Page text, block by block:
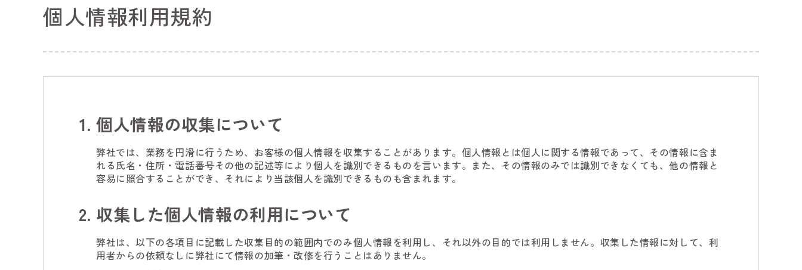
個人情報利用規約
個人情報の収集について
弊社では、業務を円滑に行うため、お客様の個人情報を収集することがあります。個人情報とは個人に関する情報であって、その情報に含ま
れる氏名・住所・電話番号その他の記述等により個人を識別できるものを言います。また、その情報のみでは識別できなくても、他の情報と
容易に照合することができ、それにより当該個人を識別できるものも含まれます。
収集した個人情報の利用について
弊社は、以下の各項目に記載した収集目的の範囲内でのみ個人情報を利用し、それ以外の目的では利用しません。収集した情報に対して、利
用者からの依頼なしに弊社にて情報の加筆・改修を行うことはありません。